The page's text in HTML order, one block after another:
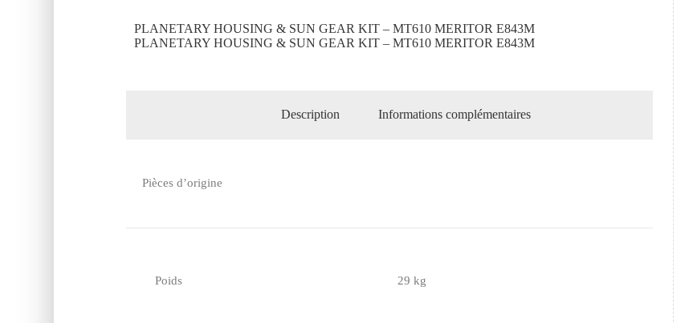
PLANETARY HOUSING & SUN GEAR KIT – MT610 MERITOR E843M
PLANETARY HOUSING & SUN GEAR KIT – MT610 MERITOR E843M
Description Informations complémentaires
Pièces d’origine
Poids 29 kg